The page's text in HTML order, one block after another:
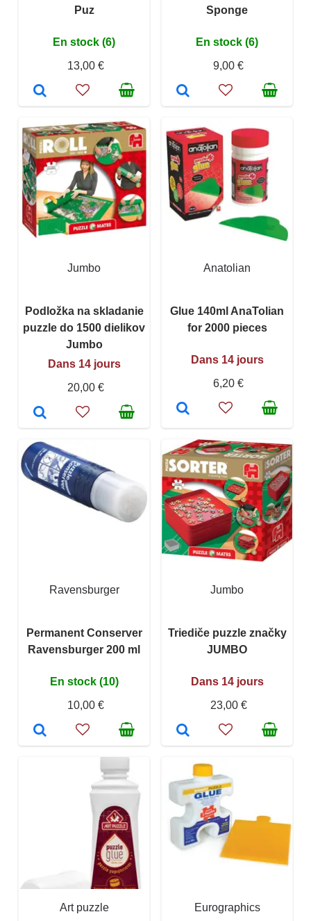
Puz
En stock (6)
13,00 €
Sponge
En stock (6)
9,00 €
Jumbo
Podložka na skladanie
puzzle do 1500 dielikov
Jumbo
Dans 14 jours
20,00 €
Anatolian
Glue 140ml AnaTolian
for 2000 pieces
Dans 14 jours
6,20 €
Ravensburger
Permanent Conserver
Ravensburger 200 ml
En stock (10)
10,00 €
Jumbo
Triediče puzzle značky
JUMBO
Dans 14 jours
23,00 €
Art puzzle Eurographics